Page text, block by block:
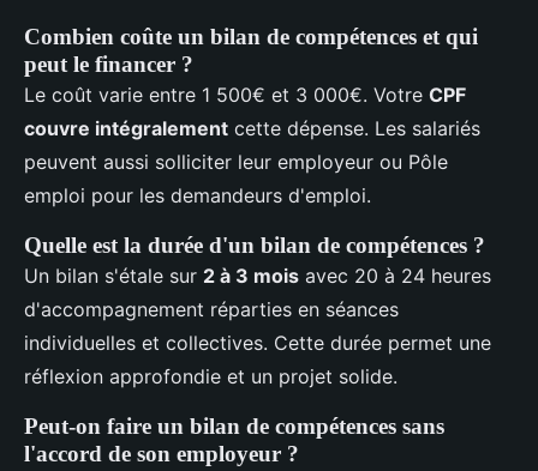
Combien coûte un bilan de compétences et qui
peut le financer ?
Le coût varie entre 1 500€ et 3 000€. Votre CPF
couvre intégralement cette dépense. Les salariés
peuvent aussi solliciter leur employeur ou Pôle
emploi pour les demandeurs d'emploi.
Quelle est la durée d'un bilan de compétences ?
Un bilan s'étale sur 2 à 3 mois avec 20 à 24 heures
d'accompagnement réparties en séances
individuelles et collectives. Cette durée permet une
réflexion approfondie et un projet solide.
Peut-on faire un bilan de compétences sans
l'accord de son employeur ?